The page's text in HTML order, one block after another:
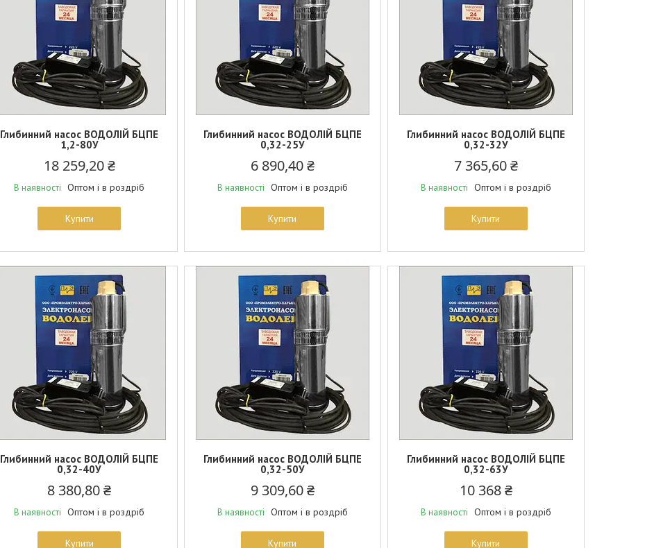
Глибинний насос ВОДОЛІЙ БЦПЕ
1,2-80У
18 259,20 ₴
В наявності Оптом і в роздріб
Купити
Глибинний насос ВОДОЛІЙ БЦПЕ
0,32-25У
6 890,40 ₴
В наявності Оптом і в роздріб
Купити
Глибинний насос ВОДОЛІЙ БЦПЕ
0,32-32У
7 365,60 ₴
В наявності Оптом і в роздріб
Купити
Глибинний насос ВОДОЛІЙ БЦПЕ
0,32-40У
8 380,80 ₴
В наявності Оптом і в роздріб
Купити
Глибинний насос ВОДОЛІЙ БЦПЕ
0,32-50У
9 309,60 ₴
В наявності Оптом і в роздріб
Купити
Глибинний насос ВОДОЛІЙ БЦПЕ
0,32-63У
10 368 ₴
В наявності Оптом і в роздріб
Купити